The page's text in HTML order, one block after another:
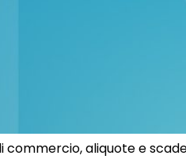
commercio, aliquote e